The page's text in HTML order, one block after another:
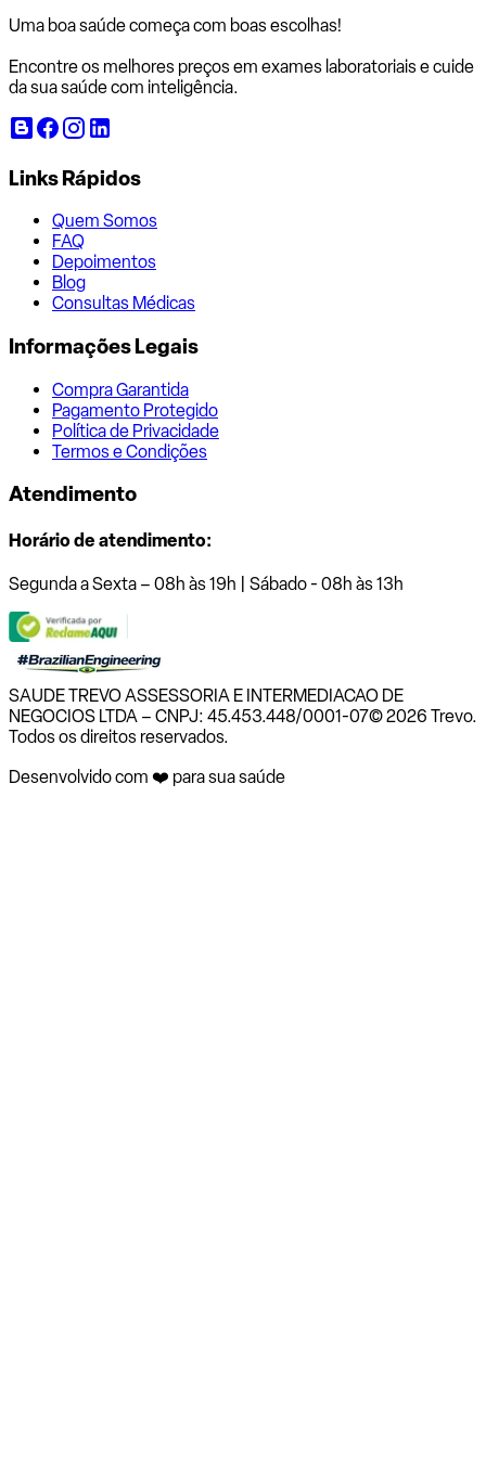
Uma boa saúde começa com boas escolhas!
Encontre os melhores preços em exames laboratoriais e cuide
da sua saúde com inteligência.
Links Rápidos
Quem Somos
FAQ
Depoimentos
Blog
Consultas Médicas
Informações Legais
Compra Garantida
Pagamento Protegido
Política de Privacidade
Termos e Condições
Atendimento
Horário de atendimento:
Segunda a Sexta – 08h às 19h | Sábado - 08h às 13h
SAUDE TREVO ASSESSORIA E INTERMEDIACAO DE
NEGOCIOS LTDA – CNPJ: 45.453.448/0001-07© 2026 Trevo.
Todos os direitos reservados.
Desenvolvido com ❤️ para sua saúde